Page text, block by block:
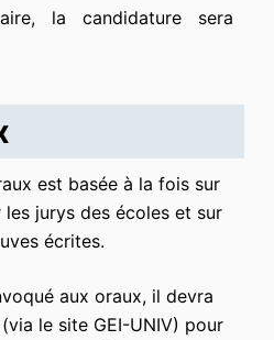
la candidature sera
est basée à la fois sur
jurys des écoles et sur
écrites.
aux oraux, il devra
le site GEI-UNIV) pour